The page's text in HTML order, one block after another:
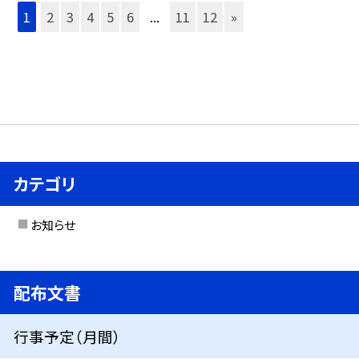
1 2 3 4 5 6 ... 11 12 »
カテゴリ
お知らせ
配布文書
行事予定（月間）